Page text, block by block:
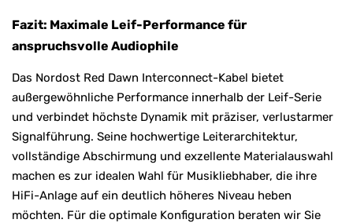
Fazit: Maximale Leif-Performance für
anspruchsvolle Audiophile
Das Nordost Red Dawn Interconnect-Kabel bietet
außergewöhnliche Performance innerhalb der Leif-Serie
und verbindet höchste Dynamik mit präziser, verlustarmer
Signalführung. Seine hochwertige Leiterarchitektur,
vollständige Abschirmung und exzellente Materialauswahl
machen es zur idealen Wahl für Musikliebhaber, die ihre
HiFi-Anlage auf ein deutlich höheres Niveau heben
möchten. Für die optimale Konfiguration beraten wir Sie